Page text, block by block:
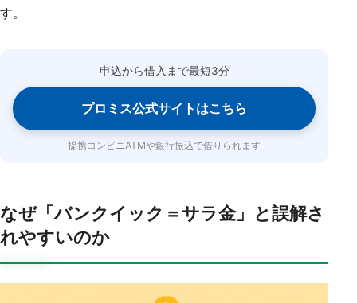
す。
申込から借入まで最短3分
プロミス公式サイトはこちら
提携コンビニATMや銀行振込で借りられます
なぜ「バンクイック＝サラ金」と誤解さ
れやすいのか